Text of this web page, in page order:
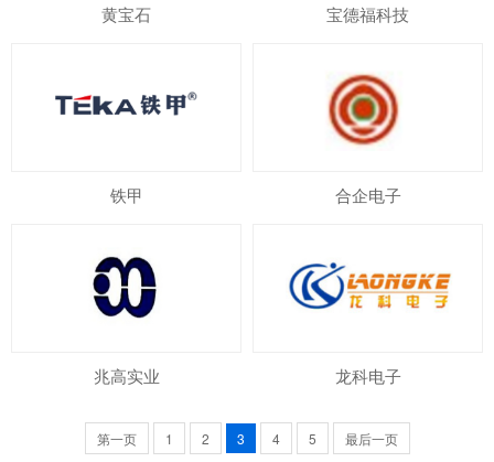
黄宝石 宝德福科技
铁甲 合企电子
兆高实业 龙科电子
第一页 1 2 3 4 5 最后一页